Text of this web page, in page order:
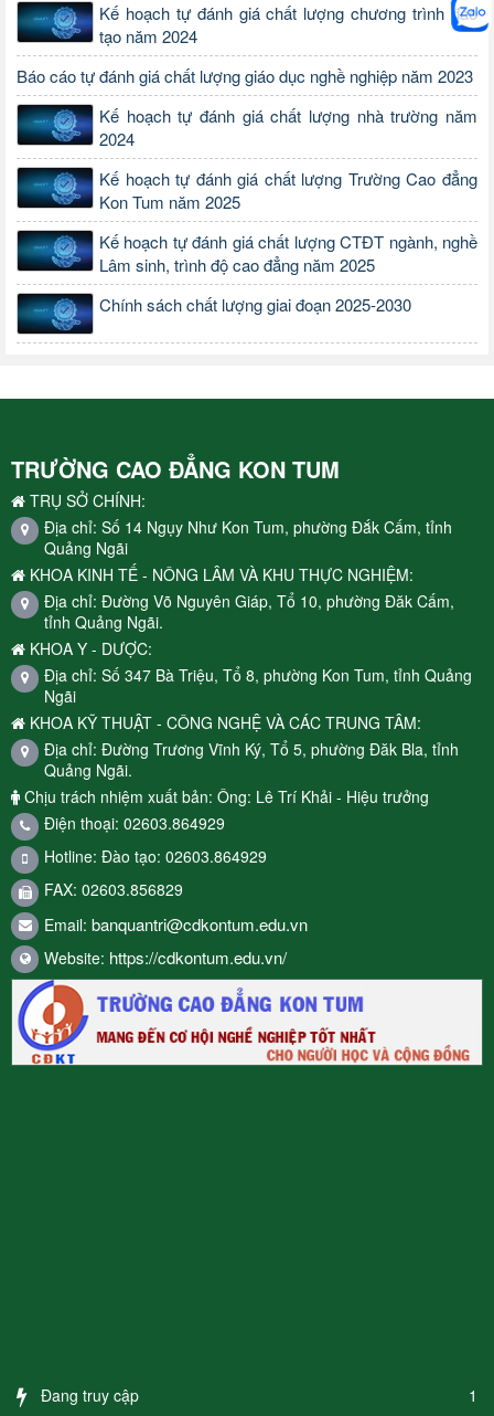
Kế hoạch tự đánh giá chất lượng chương trình đào
tạo năm 2024
Báo cáo tự đánh giá chất lượng giáo dục nghề nghiệp năm 2023
Kế hoạch tự đánh giá chất lượng nhà trường năm
2024
Kế hoạch tự đánh giá chất lượng Trường Cao đẳng
Kon Tum năm 2025
Kế hoạch tự đánh giá chất lượng CTĐT ngành, nghề
Lâm sinh, trình độ cao đẳng năm 2025
Chính sách chất lượng giai đoạn 2025-2030
TRƯỜNG CAO ĐẲNG KON TUM
TRỤ SỞ CHÍNH:
Địa chỉ: Số 14 Ngụy Như Kon Tum, phường Đắk Cấm, tỉnh
Quảng Ngãi
KHOA KINH TẾ - NÔNG LÂM VÀ KHU THỰC NGHIỆM:
Địa chỉ: Đường Võ Nguyên Giáp, Tổ 10, phường Đăk Cấm,
tỉnh Quảng Ngãi.
KHOA Y - DƯỢC:
Địa chỉ: Số 347 Bà Triệu, Tổ 8, phường Kon Tum, tỉnh Quảng
Ngãi
KHOA KỸ THUẬT - CÔNG NGHỆ VÀ CÁC TRUNG TÂM:
Địa chỉ: Đường Trương Vĩnh Ký, Tổ 5, phường Đăk Bla, tỉnh
Quảng Ngãi.
Chịu trách nhiệm xuất bản: Ông: Lê Trí Khải - Hiệu trưởng
Điện thoại: 02603.864929
Hotline: Đào tạo: 02603.864929
FAX: 02603.856829
Email: banquantri@cdkontum.edu.vn
Website: https://cdkontum.edu.vn/
Đang truy cập 1